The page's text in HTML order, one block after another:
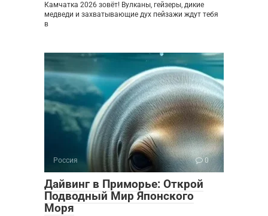
Камчатка 2026 зовёт! Вулканы, гейзеры, дикие
медведи и захватывающие дух пейзажи ждут тебя
в
Россия 0
Дайвинг в Приморье: Открой
Подводный Мир Японского
Моря